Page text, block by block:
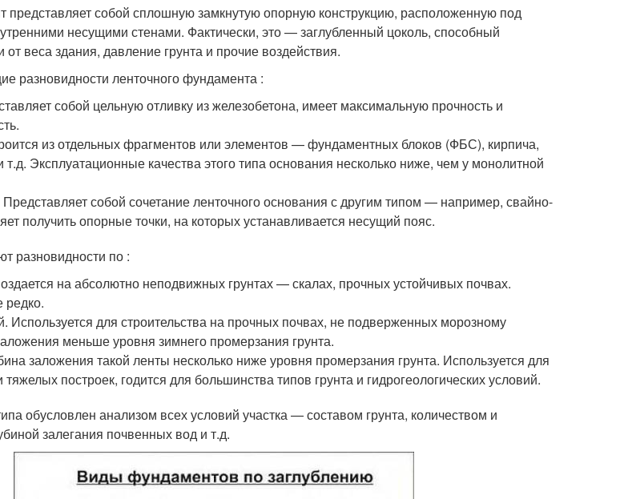
собой сплошную замкнутую опорную конструкцию, расположенную под
несущими стенами. Фактически, это — заглубленный цоколь, способный
от веса здания, давление грунта и прочие воздействия.
разновидности ленточного фундамента :
собой цельную отливку из железобетона, имеет максимальную прочность и
из отдельных фрагментов или элементов — фундаментных блоков (ФБС), кирпича,
т.д. Эксплуатационные качества этого типа основания несколько ниже, чем у монолитной
собой сочетание ленточного основания с другим типом — например, свайно-
получить опорные точки, на которых устанавливается несущий пояс.
разновидности по :
на абсолютно неподвижных грунтах — скалах, прочных устойчивых почвах.
редко.
Используется для строительства на прочных почвах, не подверженных морозному
меньше уровня зимнего промерзания грунта.
заложения такой ленты несколько ниже уровня промерзания грунта. Используется для
построек, годится для большинства типов грунта и гидрогеологических условий.
обусловлен анализом всех условий участка — составом грунта, количеством и
залегания почвенных вод и т.д.